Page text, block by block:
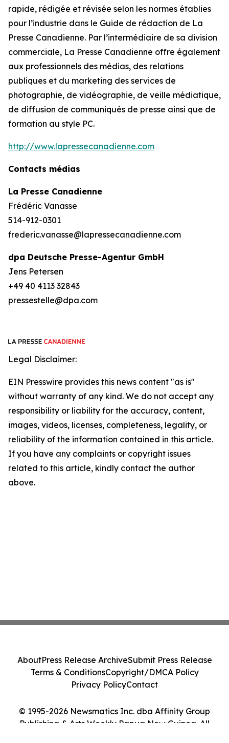
rapide, rédigée et révisée selon les normes établies
pour l’industrie dans le Guide de rédaction de La
Presse Canadienne. Par l’intermédiaire de sa division
commerciale, La Presse Canadienne offre également
aux professionnels des médias, des relations
publiques et du marketing des services de
photographie, de vidéographie, de veille médiatique,
de diffusion de communiqués de presse ainsi que de
formation au style PC.
http://www.lapressecanadienne.com
Contacts médias
La Presse Canadienne
Frédéric Vanasse
514-912-0301
frederic.vanasse@lapressecanadienne.com
dpa Deutsche Presse-Agentur GmbH
Jens Petersen
+49 40 4113 32843
pressestelle@dpa.com
Legal Disclaimer:
EIN Presswire provides this news content "as is"
without warranty of any kind. We do not accept any
responsibility or liability for the accuracy, content,
images, videos, licenses, completeness, legality, or
reliability of the information contained in this article.
If you have any complaints or copyright issues
related to this article, kindly contact the author
above.
© 1995-2026 Newsmatics Inc. dba Affinity Group
Publishing & Arts Weekly Papua New Guinea. All
AboutPress Release ArchiveSubmit Press Release
Terms & ConditionsCopyright/DMCA Policy
Privacy PolicyContact